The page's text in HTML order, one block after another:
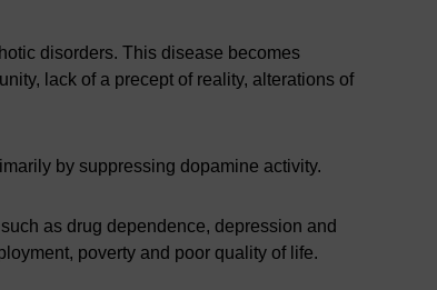
disorders. This disease becomes
lack of a precept of reality, alterations of
by suppressing dopamine activity.
as drug dependence, depression and
poverty and poor quality of life.